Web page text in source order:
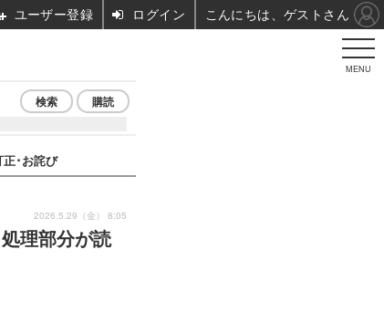
MENU
検索 購読
正･お詫び
理部分が読
2026.5.29（金） 8:05
ユーザー登録 ログイン こんにちは、ゲストさん